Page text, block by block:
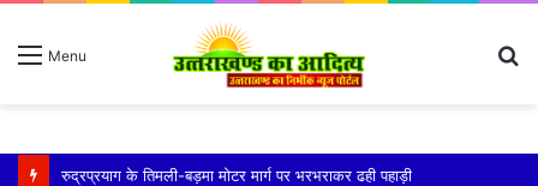
Menu
महापौर शंभू पासवान के जन्मदिवस पर विकास की सौगात